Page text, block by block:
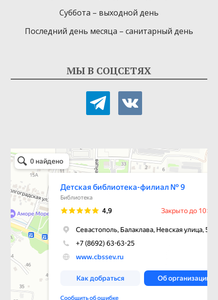
Суббота – выходной день
Последний день месяца – санитарный день
МЫ В СОЦСЕТЯХ
telegramvkontakte
Детская библиотека-филиал № 9
Библиотека в Севастополе